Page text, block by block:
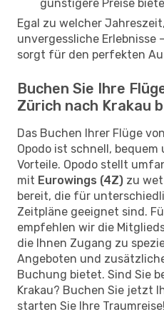
günstigere Preise
Egal zu welcher
unvergessliche Erlebnisse
sorgt für den perfekten
Buchen Sie Ihre
Zürich nach Krakau
Das Buchen Ihrer Flüge von
Opodo ist schnell,
Vorteile. Opodo stellt
mit Eurowings (4Z) zu
bereit, die für
Zeitpläne geeignet sind.
empfehlen wir die
die Ihnen Zugang zu
Angeboten und
Buchung bietet. Sind Sie
Krakau? Buchen Sie jetzt
starten Sie Ihre Traumreise!